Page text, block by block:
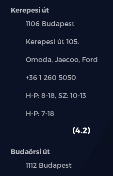
Kerepesi út
Település:
1106 Budapest
Cím:
Kerepesi út 105.
Márkák:
Omoda, Jaecoo, Ford
Telefon:
+36 1 260 5050
Új-
használt
H-P: 8-18, SZ: 10-13
Alkatrész,
H-P: 7-18
4.2
Budaörsi út
Település:
1112 Budapest